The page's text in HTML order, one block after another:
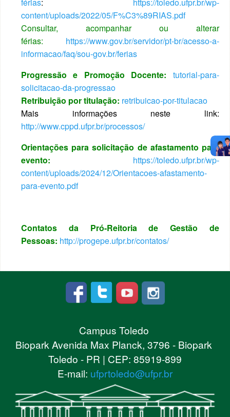
férias: https://toledo.ufpr.br/wp-
content/uploads/2022/05/F%C3%89RIAS.pdf
Consultar, acompanhar ou alterar
férias:
https://www.gov.br/servidor/pt-br/acesso-a-
informacao/faq/sou-gov.br/ferias
Progressão e Promoção Docente:
tutorial-para-
solicitacao-da-progressao
Retribuição por titulação: retribuicao-por-titulacao
Mais informações neste link:
http://www.cppd.ufpr.br/processos/
Orientações para solicitação de afastamento para
evento: https://toledo.ufpr.br/wp-
content/uploads/2024/12/Orientacoes-afastamento-
para-evento.pdf
Contatos da Pró-Reitoria de Gestão de
Pessoas: http://progepe.ufpr.br/contatos/
Campus Toledo
Biopark Avenida Max Planck, 3796 - Biopark
Toledo - PR | CEP: 85919-899
E-mail: ufprtoledo@ufpr.br